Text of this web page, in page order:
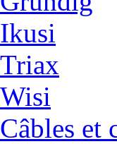
Ikusi
Triax
Wisi
Câbles et